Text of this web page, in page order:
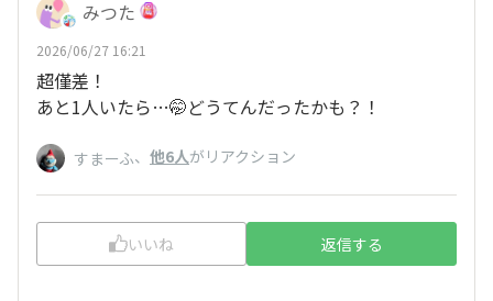
みつた
2026/06/27 16:21
超僅差！
あと1人いたら…🤭どうてんだったかも？！
すまーふ、 他6人がリアクション
いいね 返信する